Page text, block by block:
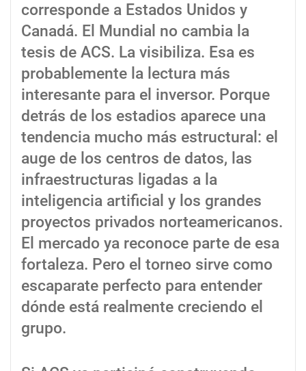
corresponde a Estados Unidos y
Canadá. El Mundial no cambia la
tesis de ACS. La visibiliza. Esa es
probablemente la lectura más
interesante para el inversor. Porque
detrás de los estadios aparece una
tendencia mucho más estructural: el
auge de los centros de datos, las
infraestructuras ligadas a la
inteligencia artificial y los grandes
proyectos privados norteamericanos.
El mercado ya reconoce parte de esa
fortaleza. Pero el torneo sirve como
escaparate perfecto para entender
dónde está realmente creciendo el
grupo.